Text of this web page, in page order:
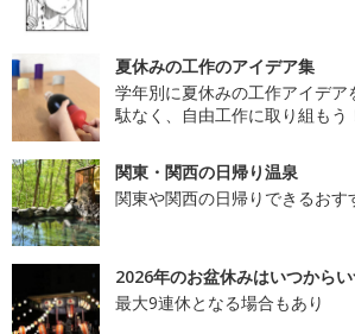
夏休みの工作のアイデア集
学年別に夏休みの工作アイデア
駄なく、自由工作に取り組もう
関東・関西の日帰り温泉
関東や関西の日帰りできるおす
2026年のお盆休みはいつからい
最大9連休となる場合もあり